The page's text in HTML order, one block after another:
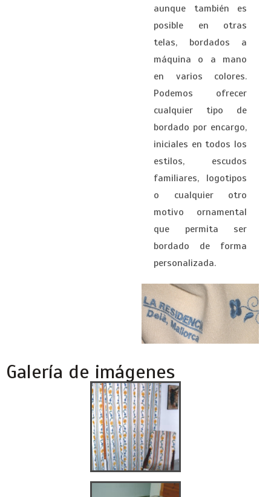
aunque también es
posible en otras
telas, bordados a
máquina o a mano
en varios colores.
Podemos ofrecer
cualquier tipo de
bordado por encargo,
iniciales en todos los
estilos, escudos
familiares, logotipos
o cualquier otro
motivo ornamental
que permita ser
bordado de forma
personalizada.
Galería de imágenes